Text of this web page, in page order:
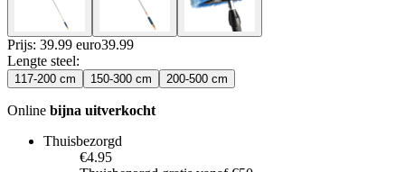
Prijs: 39.99 euro39.99
Lengte steel:
117-200 cm 150-300 cm 200-500 cm
Online bijna uitverkocht
Thuisbezorgd
€4.95